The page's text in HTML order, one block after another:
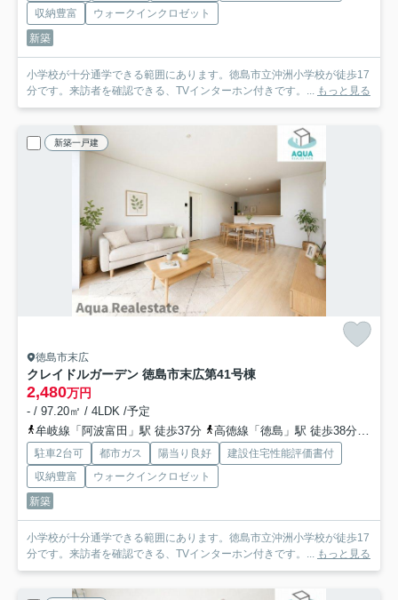
収納豊富
ウォークインクロゼット
新築
小学校が十分通学できる範囲にあります。徳島市立沖洲小学校が徒歩17
分です。来訪者を確認できる、TVインターホン付きです。... もっと見る
新築一戸建
徳島市末広
クレイドルガーデン 徳島市末広第41号棟
2,480万円
- / 97.20㎡ / 4LDK /予定
牟岐線「阿波富田」駅 徒歩37分
高徳線「徳島」駅 徒歩38分
駐車2台可 都市ガス 陽当り良好
建設住宅性能評価書付
収納豊富
ウォークインクロゼット
新築
小学校が十分通学できる範囲にあります。徳島市立沖洲小学校が徒歩17
分です。来訪者を確認できる、TVインターホン付きです。... もっと見る